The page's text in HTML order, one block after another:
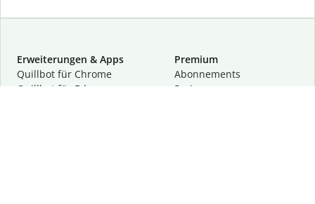
Erweiterungen & Apps
Quillbot für Chrome
Quillbot für Edge
Premium
Abon­ne­ments
Preise